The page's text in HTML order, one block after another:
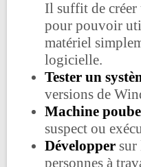
Il suffit de
pour pouvoir
matériel
logicielle.
Tester un
versions de
Machine
suspect ou
Développer sur
personnes à